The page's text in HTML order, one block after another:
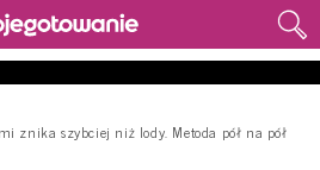
znika szybciej niż lody. Metoda pół na pół